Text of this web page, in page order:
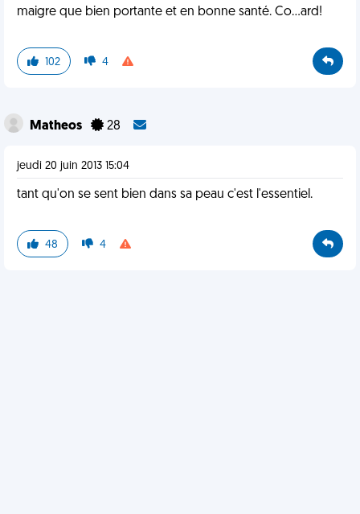
maigre que bien portante et en bonne santé. Co...ard!
102 4
Matheos 28
jeudi 20 juin 2013 15:04
tant qu'on se sent bien dans sa peau c'est l'essentiel.
48 4